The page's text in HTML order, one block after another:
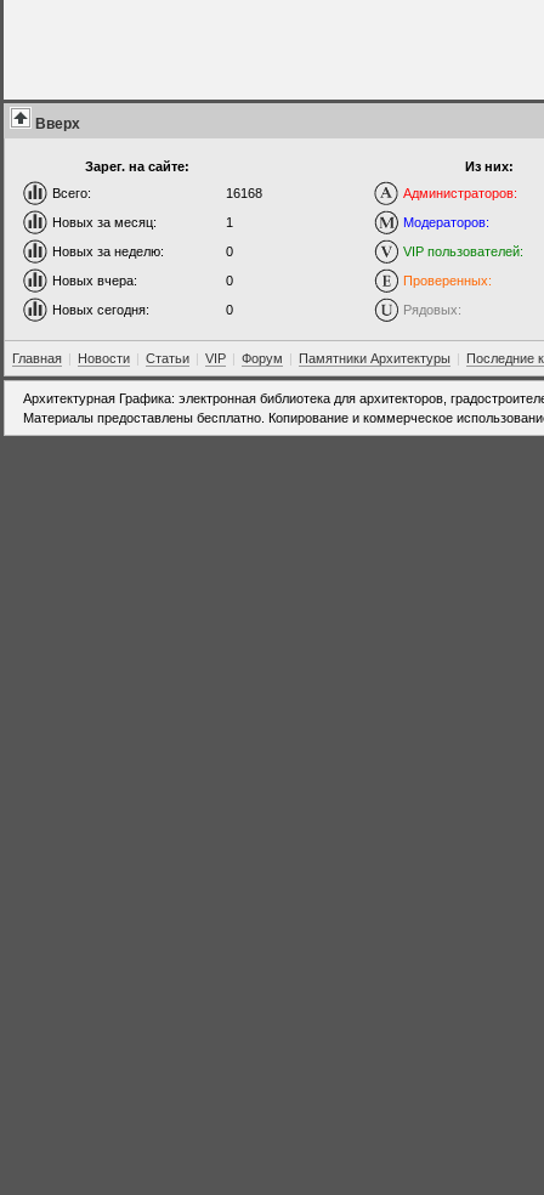
Вверх
Зарег. на сайте:
Всего:
16168
Новых за месяц:
1
Новых за неделю:
0
Новых вчера:
0
Новых сегодня:
0
Из них:
Администраторов:
Модераторов:
VIP пользователей:
Проверенных:
Рядовых:
Главная | Новости | Статьи | VIP | Форум | Памятники Архитектуры | Последние
Архитектурная Графика: электронная библиотека для архитекторов,
Материалы предоставлены бесплатно. Копирование и коммерческое